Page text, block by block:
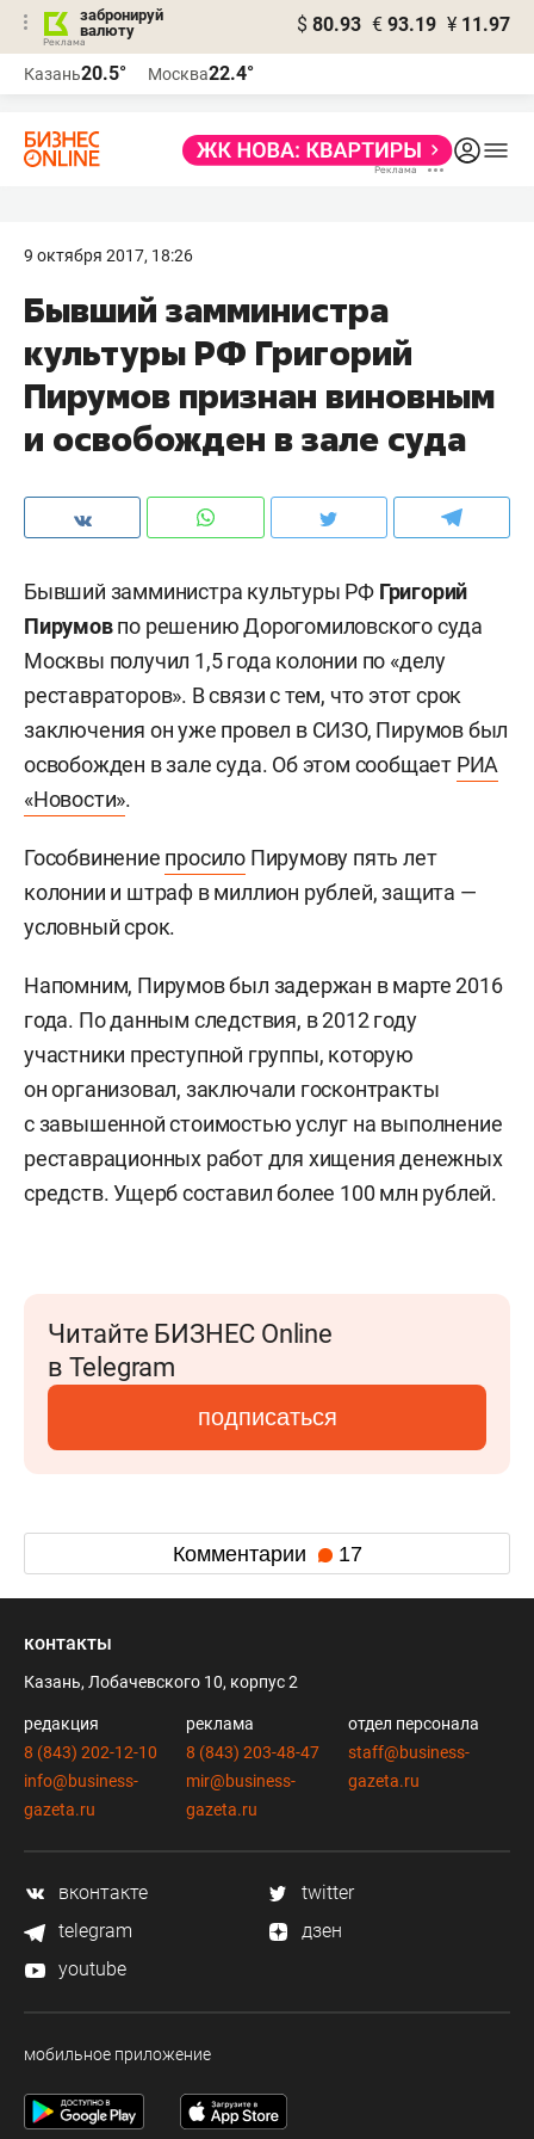
забронируй
валюту
$ 80.93 € 93.19 ¥ 11.97
Казань20.5° Москва22.4°
9 октября 2017, 18:26
Бывший замминистра
культуры РФ Григорий
Пирумов признан виновным
и освобожден в зале суда
Бывший замминистра культуры РФ Григорий
Пирумовпо решению Дорогомиловского суда
Москвы получил 1,5 года колонии по «делу
реставраторов». В связи с тем, что этот срок
заключения он уже провел в СИЗО, Пирумов был
освобожден в зале суда. Об этом сообщает РИА
«Новости».
Гособвинение просило Пирумову пять лет
колонии и штраф в миллион рублей, защита —
условный срок.
Напомним, Пирумов был задержан в марте 2016
года. По данным следствия, в 2012 году
участники преступной группы, которую
он организовал, заключали госконтракты
с завышенной стоимостью услуг на выполнение
реставрационных работ для хищения денежных
средств. Ущерб составил более 100 млн рублей.
Читайте БИЗНЕС Online
в Telegram
подписаться
Комментарии 17
контакты
Казань, Лобачевского 10, корпус 2
редакция
8 (843) 202-12-10
info@business-
gazeta.ru
реклама
8 (843) 203-48-47
mir@business-
gazeta.ru
отдел персонала
staff@business-
gazeta.ru
вконтакте
twitter
telegram
дзен
youtube
мобильное приложение